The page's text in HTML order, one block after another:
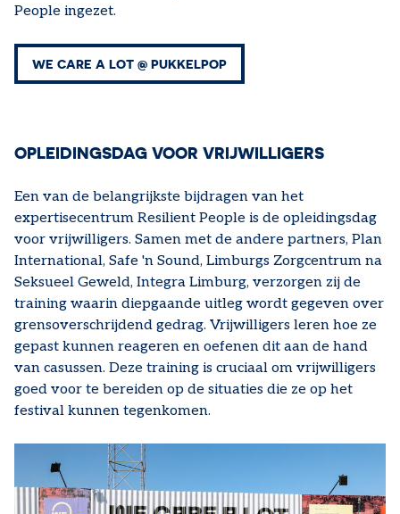
People ingezet.
WE CARE A LOT @ PUKKELPOP
OPLEIDINGSDAG VOOR VRIJWILLIGERS
Een van de belangrijkste bijdragen van het
expertisecentrum Resilient People is de opleidingsdag
voor vrijwilligers. Samen met de andere partners, Plan
International, Safe 'n Sound, Limburgs Zorgcentrum na
Seksueel Geweld, Integra Limburg, verzorgen zij de
training waarin diepgaande uitleg wordt gegeven over
grensoverschrijdend gedrag. Vrijwilligers leren hoe ze
gepast kunnen reageren en oefenen dit aan de hand
van casussen. Deze training is cruciaal om vrijwilligers
goed voor te bereiden op de situaties die ze op het
festival kunnen tegenkomen.